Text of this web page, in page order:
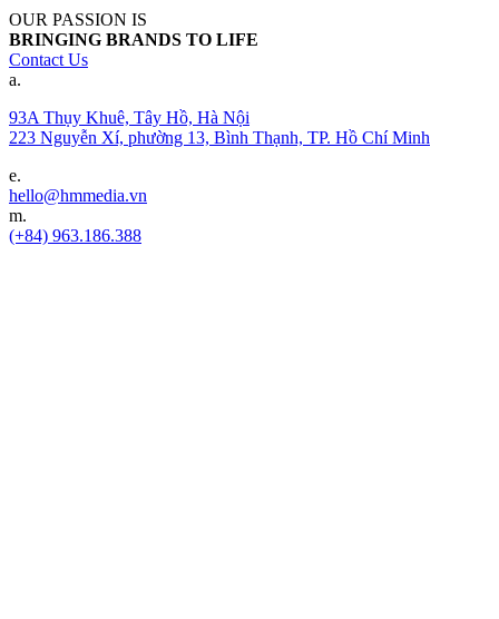
OUR PASSION IS
BRINGING BRANDS TO LIFE
Contact Us
a.
93A Thụy Khuê, Tây Hồ, Hà Nội
223 Nguyễn Xí, phường 13, Bình Thạnh, TP. Hồ Chí Minh
e.
hello@hmmedia.vn
m.
(+84) 963.186.388